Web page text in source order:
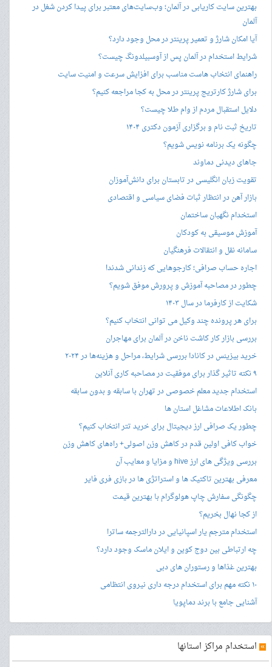
بهترین سایت کاریابی در آلمان؛ وب‌سایت‌های معتبر برای پیدا کردن شغل در
آلمان
آیا امکان شارژ و تعمیر پرینتر در محل وجود دارد؟
شرایط استخدام در آلمان پس از آوسبیلدونگ چیست؟
راهنمای انتخاب هاست مناسب برای افزایش سرعت و امنیت سایت
برای شارژ کارتریج پرینتر در محل به کجا مراجعه کنیم؟
دلایل استقبال مردم از وام طلا چیست؟
تاریخ ثبت نام و برگزاری آزمون دکتری ۱۴۰۴
چگونه یک برنامه نویس شویم؟
جاهای دیدنی دماوند
تقویت زبان انگلیسی در تابستان برای دانش‌آموزان
بازار آهن در انتظار ثبات فضای سیاسی و اقتصادی
استخدام نگهبان ساختمان
آموزش موسیقی به کودکان
سامانه نقل و انتقالات فرهنگیان
اجاره حساب صرافی؛ کارجوهایی که زندانی شدند!
چطور در مصاحبه‌ آموزش و پرورش موفق شویم؟
شکایت از کارفرما در سال ۱۴۰۳
برای هر پرونده چند وکیل می توانی انتخاب کنیم؟
بررسی بازار کار کاشت ناخن در آلمان برای مهاجران
خرید بیزینس در کانادا بررسی شرایط، مراحل و هزینه‌ها در ۲۰۲۴
۹ نکته تاثیر گذار برای موفقیت در مصاحبه کاری آنلاین
استخدام جدید معلم خصوصی در تهران با سابقه و بدون سابقه
بانک اطلاعات مشاغل استان ها
چطور یک صرافی ارز دیجیتال برای خرید تتر انتخاب کنیم؟
خواب کافی اولین قدم در کاهش وزن اصولی+ راه‌های کاهش وزن
بررسی ویژگی های ارز hive و مزایا و معایب آن
معرفی بهترین تاکتیک ها و استراتژی ها در بازی فری فایر
چگونگی سفارش چاپ هولوگرام با بهترین قیمت
از کجا نهال بخریم؟
استخدام مترجم یار اسپانیایی در دارالترجمه ساترا
چه ارتباطی بین دوج کوین و ایلان ماسک وجود دارد؟
بهترین غذاها و رستوران های دبی
۱۰ نکته مهم برای استخدام درجه داری نیروی انتظامی
آشنایی جامع با برند دماپویا
» استخدام مراکز استانها